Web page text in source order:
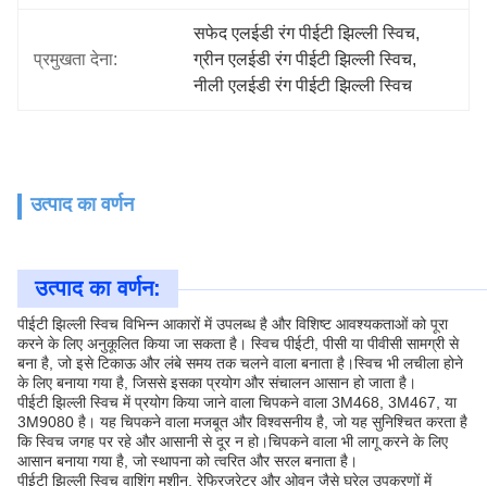
प्रमुखता देना:
सफेद एलईडी रंग पीईटी झिल्ली स्विच,
ग्रीन एलईडी रंग पीईटी झिल्ली स्विच,
नीली एलईडी रंग पीईटी झिल्ली स्विच
उत्पाद का वर्णन
उत्पाद का वर्णन:
पीईटी झिल्ली स्विच विभिन्न आकारों में उपलब्ध है और विशिष्ट आवश्यकताओं को पूरा
करने के लिए अनुकूलित किया जा सकता है। स्विच पीईटी, पीसी या पीवीसी सामग्री से
बना है, जो इसे टिकाऊ और लंबे समय तक चलने वाला बनाता है।स्विच भी लचीला होने
के लिए बनाया गया है, जिससे इसका प्रयोग और संचालन आसान हो जाता है।
पीईटी झिल्ली स्विच में प्रयोग किया जाने वाला चिपकने वाला 3M468, 3M467, या
3M9080 है। यह चिपकने वाला मजबूत और विश्वसनीय है, जो यह सुनिश्चित करता है
कि स्विच जगह पर रहे और आसानी से दूर न हो।चिपकने वाला भी लागू करने के लिए
आसान बनाया गया है, जो स्थापना को त्वरित और सरल बनाता है।
पीईटी झिल्ली स्विच वाशिंग मशीन, रेफ्रिजरेटर और ओवन जैसे घरेलू उपकरणों में